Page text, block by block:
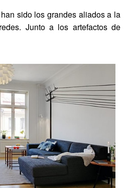
han sido los grandes aliados a la
Junto a los artefactos de